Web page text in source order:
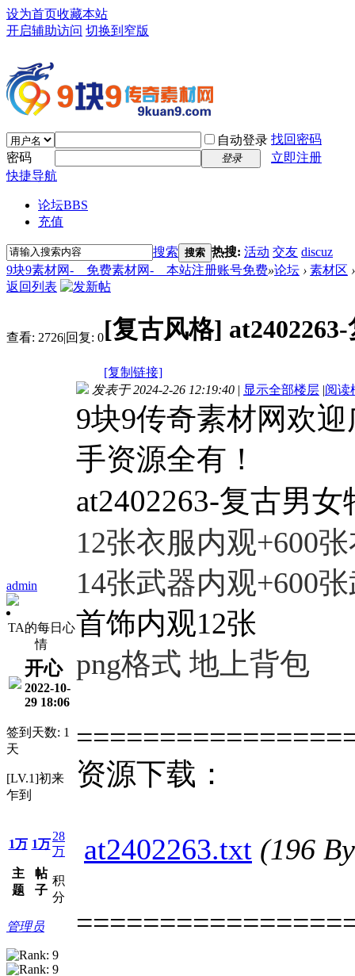
设为首页收藏本站
开启辅助访问 切换到窄版
自动登录 找回密码
密码
登录
立即注册
快捷导航
论坛BBS
充值
搜索 搜索 热搜: 活动 交友 discuz
9块9素材网-＿免费素材网-＿本站注册账号免费»论坛 › 素材区 ›
返回列表
查看: 2726|回复: 0[复古风格]
[复制链接]
admin
TA的每日心
情
开心
2022-10-
29 18:06
签到天数: 1
天
[LV.1]初来
乍到
1万
主
题
1万
帖
子
28
万
积
分
管理员
发表于 2024-2-26 12:19:40 | 显示全部楼层 |阅读
9块9传奇素材网欢
手资源全有！
at2402263-复古男
12张衣服内观+600
14张武器内观+600
首饰内观12张
png格式 地上背包
资源下载：
at2402263.txt (196